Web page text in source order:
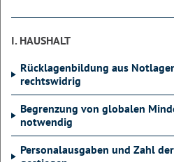
I. HAUSHALT
Rücklagenbildung aus
rechtswidrig
Begrenzung von globalen
notwendig
Personalausgaben und Zahl